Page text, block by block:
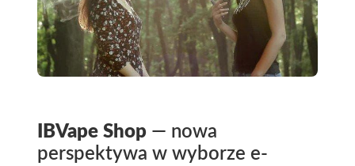
IBVape Shop — nowa
perspektywa w wyborze e-